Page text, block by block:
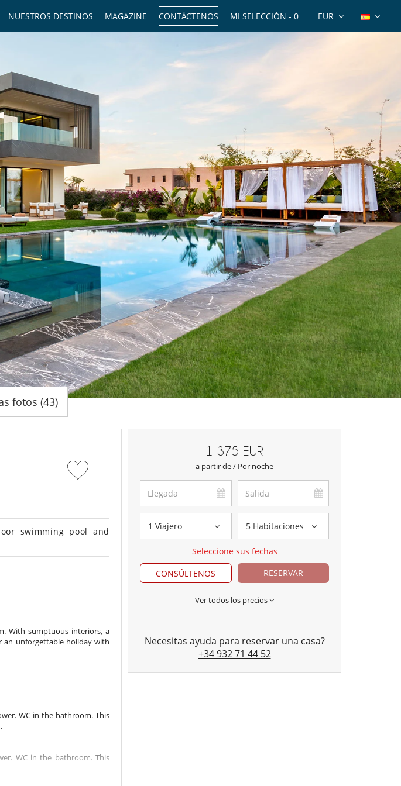
EUR
MI SELECCIÓN - 0
CONTÁCTENOS
MAGAZINE
NUESTROS DESTINOS
fotos (43)
swimming pool and
With sumptuous interiors, a
an unforgettable holiday with
WC in the bathroom. This
WC in the bathroom. This
1 375 EUR
a partir de / Por noche
1 Viajero 5 Habitaciones
Seleccione sus fechas
CONSÚLTENOS
RESERVAR
Ver todos los precios
Necesitas ayuda para reservar una casa?
+34 932 71 44 52